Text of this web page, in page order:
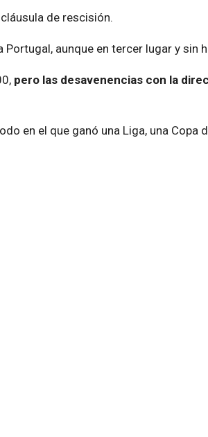
de rescisión.
aunque en tercer lugar y sin
pero las desavenencias con la
en el que ganó una Liga, una Copa